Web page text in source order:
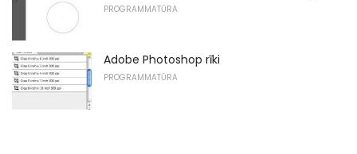
PROGRAMMATŪRA
Adobe Photoshop rīki
PROGRAMMATŪRA